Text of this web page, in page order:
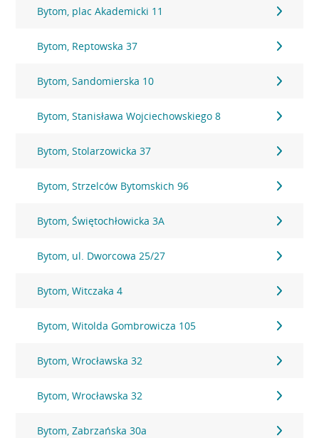
Bytom, plac Akademicki 11
Bytom, Reptowska 37
Bytom, Sandomierska 10
Bytom, Stanisława Wojciechowskiego 8
Bytom, Stolarzowicka 37
Bytom, Strzelców Bytomskich 96
Bytom, Świętochłowicka 3A
Bytom, ul. Dworcowa 25/27
Bytom, Witczaka 4
Bytom, Witolda Gombrowicza 105
Bytom, Wrocławska 32
Bytom, Wrocławska 32
Bytom, Zabrzańska 30a